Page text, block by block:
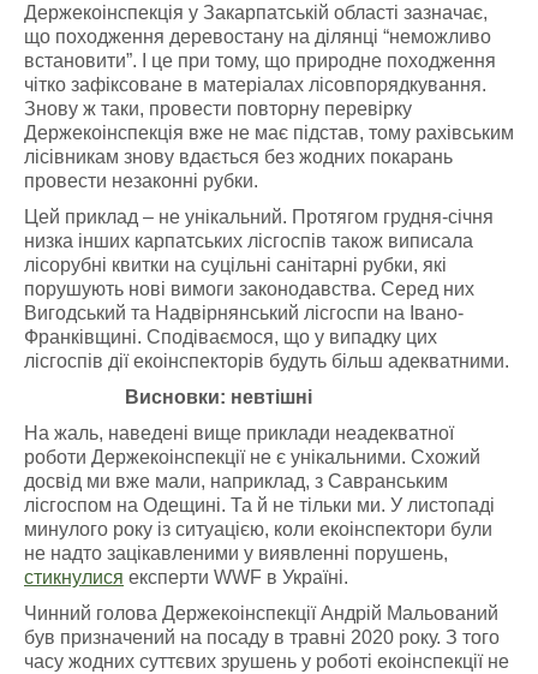
Держекоінспекція у Закарпатській області зазначає,
що походження деревостану на ділянці “неможливо
встановити”. І це при тому, що природне походження
чітко зафіксоване в матеріалах лісовпорядкування.
Знову ж таки, провести повторну перевірку
Держекоінспекція вже не має підстав, тому рахівським
лісівникам знову вдається без жодних покарань
провести незаконні рубки.
Цей приклад – не унікальний. Протягом грудня-січня
низка інших карпатських лісгоспів також виписала
лісорубні квитки на суцільні санітарні рубки, які
порушують нові вимоги законодавства. Серед них
Вигодський та Надвірнянський лісгоспи на Івано-
Франківщині. Сподіваємося, що у випадку цих
лісгоспів дії екоінспекторів будуть більш адекватними.
Висновки: невтішні
На жаль, наведені вище приклади неадекватної
роботи Держекоінспекції не є унікальними. Схожий
досвід ми вже мали, наприклад, з Савранським
лісгоспом на Одещині. Та й не тільки ми. У листопаді
минулого року із ситуацією, коли екоінспектори були
не надто зацікавленими у виявленні порушень,
стикнулися експерти WWF в Україні.
Чинний голова Держекоінспекції Андрій Мальований
був призначений на посаду в травні 2020 року. З того
часу жодних суттєвих зрушень у роботі екоінспекції не